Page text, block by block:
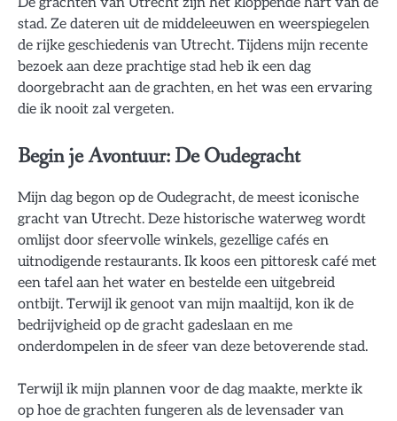
stad. Ze dateren uit de middeleeuwen en weerspiegelen
de rijke geschiedenis van Utrecht. Tijdens mijn recente
bezoek aan deze prachtige stad heb ik een dag
doorgebracht aan de grachten, en het was een ervaring
die ik nooit zal vergeten.
Begin je Avontuur: De Oudegracht
Mijn dag begon op de Oudegracht, de meest iconische
gracht van Utrecht. Deze historische waterweg wordt
omlijst door sfeervolle winkels, gezellige cafés en
uitnodigende restaurants. Ik koos een pittoresk café met
een tafel aan het water en bestelde een uitgebreid
ontbijt. Terwijl ik genoot van mijn maaltijd, kon ik de
bedrijvigheid op de gracht gadeslaan en me
onderdompelen in de sfeer van deze betoverende stad.
Terwijl ik mijn plannen voor de dag maakte, merkte ik
op hoe de grachten fungeren als de levensader van